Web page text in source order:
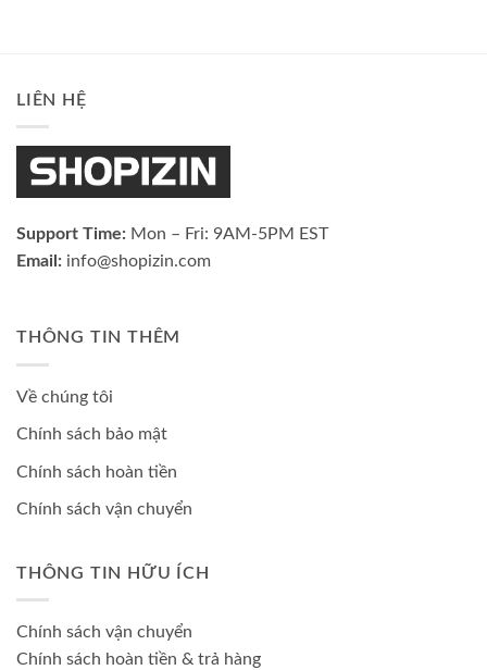
LIÊN HỆ
Support Time: Mon – Fri: 9AM-5PM EST
Email: info@shopizin.com
THÔNG TIN THÊM
Về chúng tôi
Chính sách bảo mật
Chính sách hoàn tiền
Chính sách vận chuyển
THÔNG TIN HỮU ÍCH
Chính sách vận chuyển
Chính sách hoàn tiền & trả hàng